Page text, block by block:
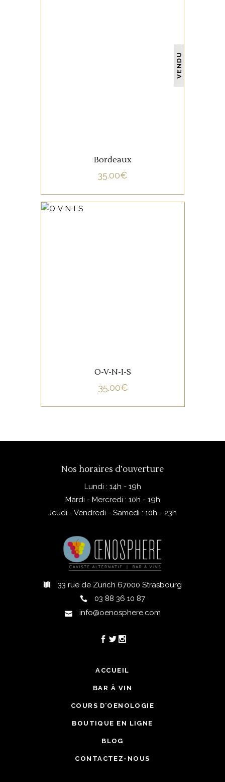
VENDU
Bordeaux
35.00€
O-V-N-I-S
35.00€
Nos horaires d’ouverture
Lundi : 14h - 19h
Mardi - Mercredi : 10h - 19h
Jeudi - Vendredi - Samedi : 10h - 23h
33 rue de Zurich 67000 Strasbourg
03 88 36 10 87
info@oenosphere.com
ACCUEIL
BAR À VIN
COURS D’OENOLOGIE
BOUTIQUE EN LIGNE
BLOG
CONTACTEZ-NOUS